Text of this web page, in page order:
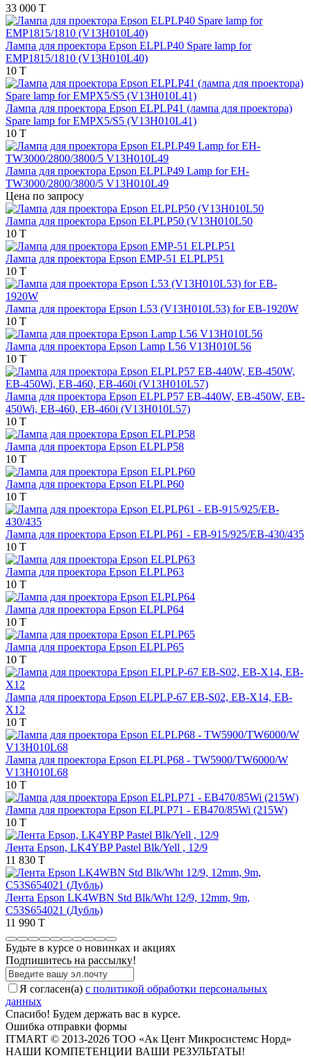
33 000 T
Лампа для проектора Epson ELPLP40 Spare lamp for
EMP1815/1810 (V13H010L40)
10 T
Лампа для проектора Epson ELPLP41 (лампа для проектора)
Spare lamp for EMPX5/S5 (V13H010L41)
10 T
Лампа для проектора Epson ELPLP49 Lamp for EH-
TW3000/2800/3800/5 V13H010L49
Цена по запросу
Лампа для проектора Epson ELPLP50 (V13H010L50
10 T
Лампа для проектора Epson EMP-51 ELPLP51
10 T
Лампа для проектора Epson L53 (V13H010L53) for EB-1920W
10 T
Лампа для проектора Epson Lamp L56 V13H010L56
10 T
Лампа для проектора Epson ELPLP57 EB-440W, EB-450W, EB-
450Wi, EB-460, EB-460i (V13H010L57)
10 T
Лампа для проектора Epson ELPLP58
10 T
Лампа для проектора Epson ELPLP60
10 T
Лампа для проектора Epson ELPLP61 - EB-915/925/EB-430/435
10 T
Лампа для проектора Epson ELPLP63
10 T
Лампа для проектора Epson ELPLP64
10 T
Лампа для проектора Epson ELPLP65
10 T
Лампа для проектора Epson ELPLP-67 EB-S02, EB-X14, EB-
Х12
10 T
Лампа для проектора Epson ELPLP68 - TW5900/TW6000/W
V13H010L68
10 T
Лампа для проектора Epson ELPLP71 - EB470/85Wi (215W)
10 T
Лента Epson, LK4YBP Pastel Blk/Yell , 12/9
11 830 T
Лента Epson LK4WBN Std Blk/Wht 12/9, 12mm, 9m,
C53S654021 (Дубль)
11 990 T
Будьте в курсе о новинках и акциях
Подпишитесь на рассылкy!
Я согласен(a) с политикой обработки персональных
данных
Спасибо! Будем держать вас в курсе.
Ошибка отправки формы
ITMART © 2013-2026 ТОО «Ак Цент Микросистемс Норд»
НАШИ КОМПЕТЕНЦИИ ВАШИ РЕЗУЛЬТАТЫ!